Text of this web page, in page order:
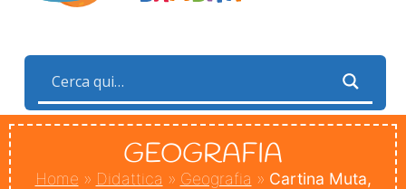
GEOGRAFIA
Home » Didattica » Geografia » Cartina Muta,